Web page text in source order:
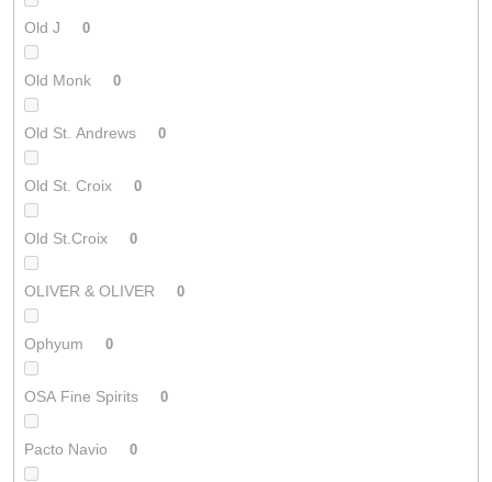
Old J 0
Old Monk 0
Old St. Andrews 0
Old St. Croix 0
Old St.Croix 0
OLIVER & OLIVER 0
Ophyum 0
OSA Fine Spirits 0
Pacto Navio 0